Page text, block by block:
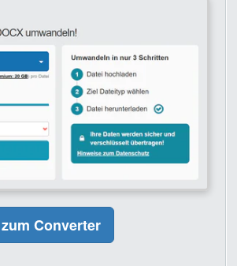
Converter